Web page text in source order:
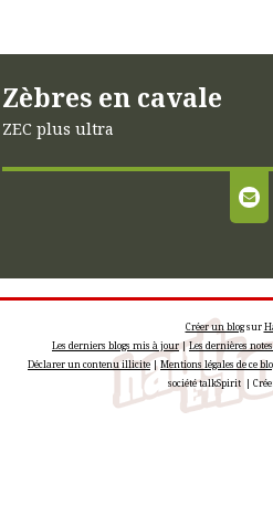
Zèbres en cavale
ZEC plus ultra
Créer un blogsur
Les derniers blogs mis à jour|Les dernières
Déclarer un contenu illicite| Mentions légales de ce
société talkSpirit |